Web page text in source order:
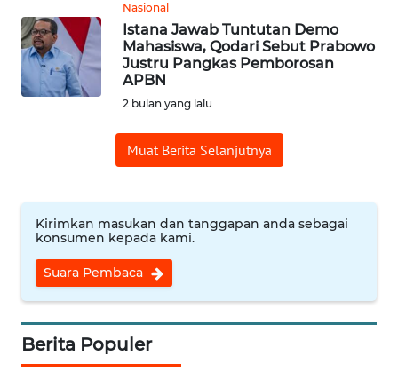
Nasional
Istana Jawab Tuntutan Demo
Mahasiswa, Qodari Sebut Prabowo
Justru Pangkas Pemborosan
APBN
2 bulan yang lalu
Muat Berita Selanjutnya
Kirimkan masukan dan tanggapan anda sebagai
konsumen kepada kami.
Suara Pembaca
Berita Populer
WN
KUNINGAN
WN
WN
SUKABUMI
WN
PURWAKARTA
WN
PRIANGAN